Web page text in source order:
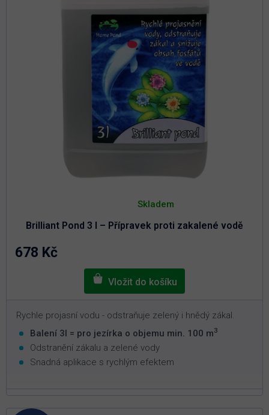
Brilliant Pond 3 l – Přípravek proti zakalené vodě
hodnocení
je
4,9
Skladem
678 Kč
Rychle projasní vodu - odstraňuje zelený i hnědý zákal.
Balení 3l = pro jezírka o objemu min. 100 m3
Odstranění zákalu a zelené vody
Snadná aplikace s rychlým efektem